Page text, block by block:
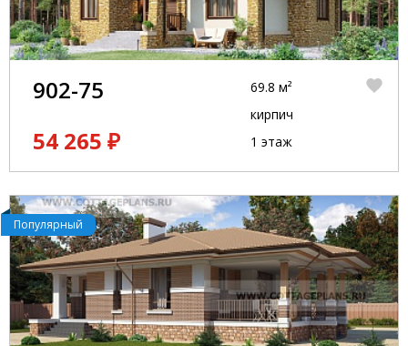
902-75
54 265 ₽
69.8 м²
кирпич
1 этаж
Популярный